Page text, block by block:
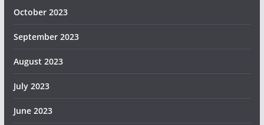
October 2023
September 2023
August 2023
July 2023
June 2023